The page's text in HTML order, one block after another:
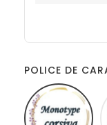
POLICE DE